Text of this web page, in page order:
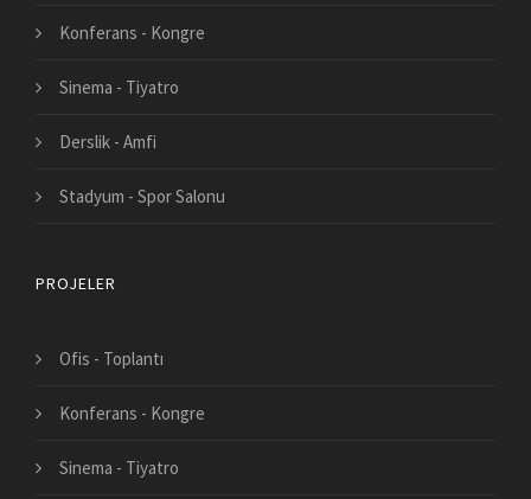
Konferans - Kongre
Sinema - Tiyatro
Derslik - Amfi
Stadyum - Spor Salonu
PROJELER
Ofis - Toplantı
Konferans - Kongre
Sinema - Tiyatro